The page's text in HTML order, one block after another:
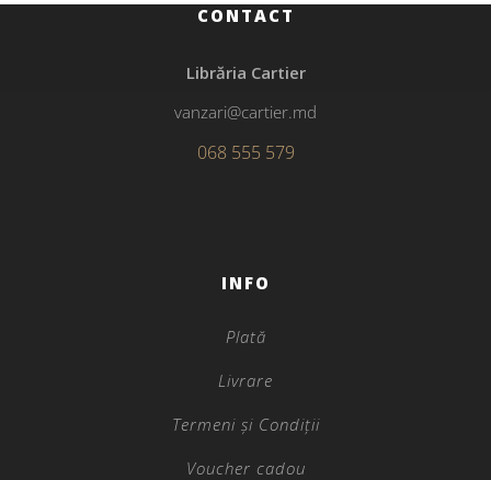
CONTACT
Librăria Cartier
vanzari@cartier.md
068 555 579
INFO
Plată
Livrare
Termeni și Condiții
Voucher cadou